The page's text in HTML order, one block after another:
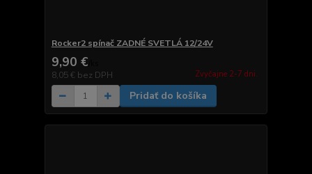
Rocker2 spínač ZADNÉ SVETLÁ 12/24V
9,90 €
8,05 € bez DPH Zvyčajne 2-7 dni.
Pridať do košíka